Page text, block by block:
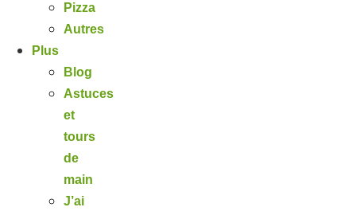
Pizza
Autres
Plus
Blog
Astuces
et
tours
de
main
J’ai